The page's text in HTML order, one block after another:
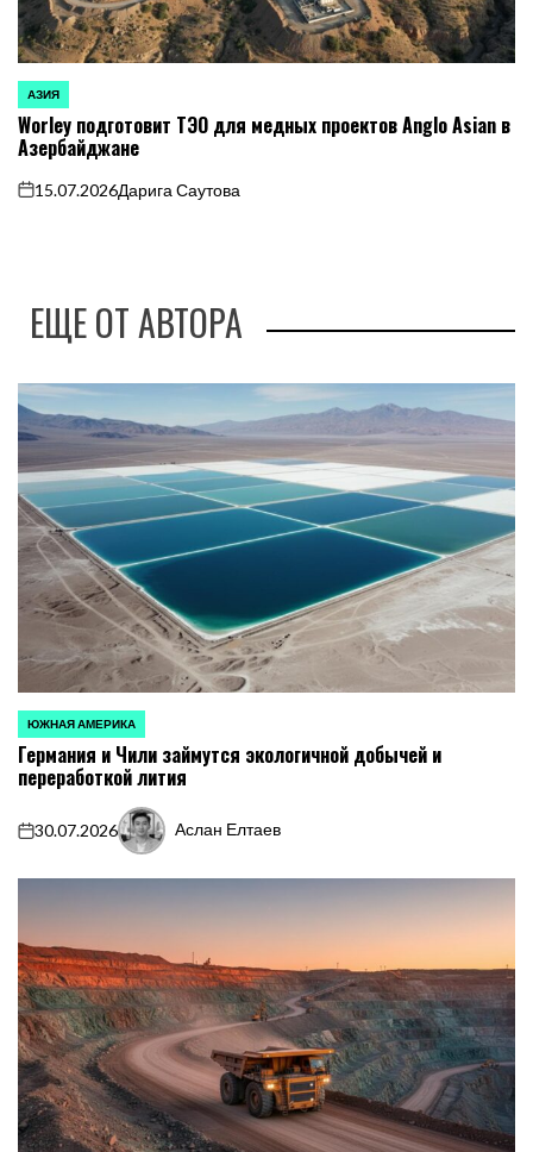
ОПУБЛИКОВАНО
В
АЗИЯ
Worley подготовит ТЭО для медных проектов Anglo Asian в
Азербайджане
on
15.07.2026Дарига Саутова
ЕЩЕ ОТ АВТОРА
ОПУБЛИКОВАНО
В
ЮЖНАЯ АМЕРИКА
Германия и Чили займутся экологичной добычей и
переработкой лития
on
30.07.2026
Запись
Аслан Елтаев